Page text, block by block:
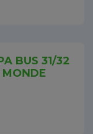
BUS 31/32
MONDE